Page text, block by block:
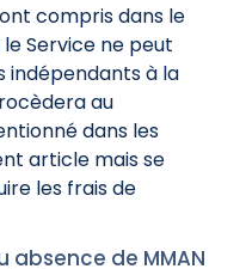
compris dans le
le Service ne peut
indépendants à la
au
dans les
article mais se
les frais de
absence de MMAN